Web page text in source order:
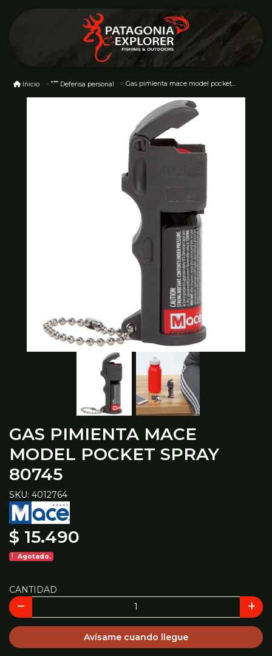
Inicio Defensa personal Gas pimienta mace model pocket spray 80745
GAS PIMIENTA MACE
MODEL POCKET SPRAY
80745
SKU: 4012764
$ 15.490
Agotado.
CANTIDAD
Avísame cuando llegue